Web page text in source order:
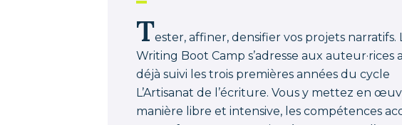
Tester, affiner, densifier vos projets narratifs.
Writing Boot Camp s’adresse aux auteur·rices
déjà suivi les trois premières années du cycle
L’Artisanat de l’écriture. Vous y mettez en
manière libre et intensive, les compétences